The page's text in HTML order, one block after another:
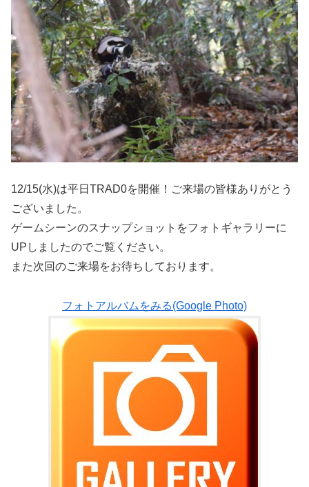
12/15(水)は平日TRAD0を開催！ご来場の皆様ありがとう
ございました。
ゲームシーンのスナップショットをフォトギャラリーに
UPしましたのでご覧ください。
また次回のご来場をお待ちしております。
フォトアルバムをみる(Google Photo)